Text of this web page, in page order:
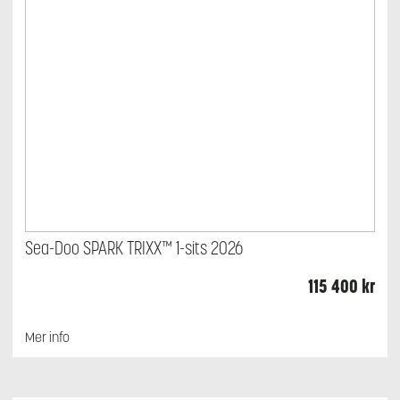
Sea-Doo SPARK TRIXX™ 1-sits 2026
115 400 kr
Mer info